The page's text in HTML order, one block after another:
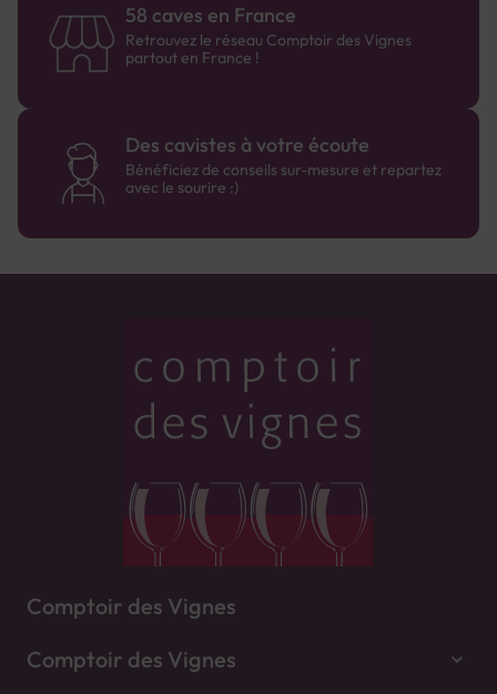
58 caves en France
Retrouvez le réseau Comptoir des Vignes
partout en France !
Des cavistes à votre écoute
Bénéficiez de conseils sur-mesure et repartez
avec le sourire :)
Comptoir des Vignes
Comptoir des Vignes